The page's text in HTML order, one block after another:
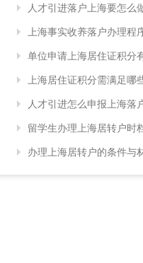
人才引进落户上海要怎么
上海事实收养落户办理程
单位申请上海居住证积分
上海居住证积分需满足哪
人才引进怎么申报上海落
留学生办理上海居转户时
办理上海居转户的条件与